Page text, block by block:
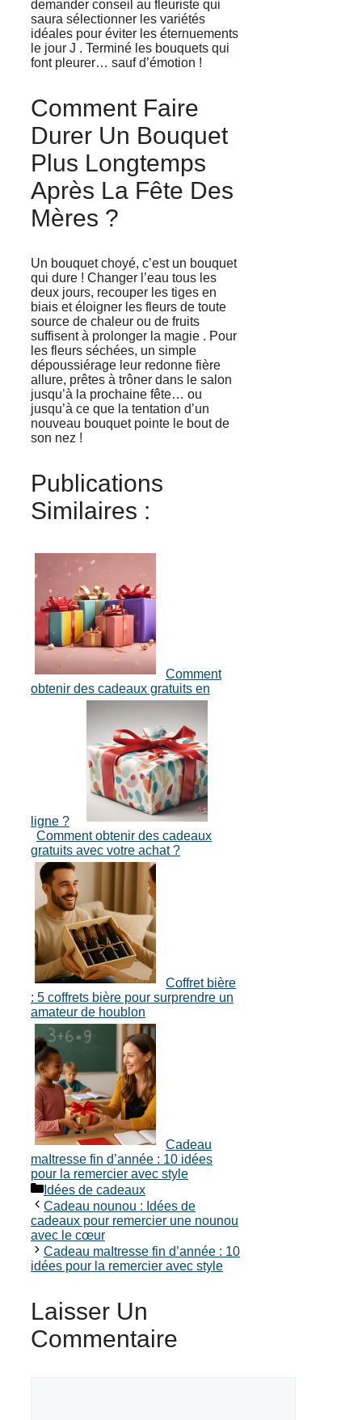
demander conseil au fleuriste qui
saura sélectionner les variétés
idéales pour éviter les éternuements
le jour J . Terminé les bouquets qui
font pleurer… sauf d’émotion !
Comment Faire
Durer Un Bouquet
Plus Longtemps
Après La Fête Des
Mères ?
Un bouquet choyé, c’est un bouquet
qui dure ! Changer l’eau tous les
deux jours, recouper les tiges en
biais et éloigner les fleurs de toute
source de chaleur ou de fruits
suffisent à prolonger la magie . Pour
les fleurs séchées, un simple
dépoussiérage leur redonne fière
allure, prêtes à trôner dans le salon
jusqu’à la prochaine fête… ou
jusqu’à ce que la tentation d’un
nouveau bouquet pointe le bout de
son nez !
Publications
Similaires :
Comment
obtenir des cadeaux gratuits en
ligne ?
Comment obtenir des cadeaux
gratuits avec votre achat ?
Coffret bière
: 5 coffrets bière pour surprendre un
amateur de houblon
Cadeau
maItresse fin d’année : 10 idées
pour la remercier avec style
Catégories
Idées de cadeaux
Cadeau nounou : Idées de
cadeaux pour remercier une nounou
avec le cœur
Cadeau maItresse fin d’année : 10
idées pour la remercier avec style
Laisser Un
Commentaire